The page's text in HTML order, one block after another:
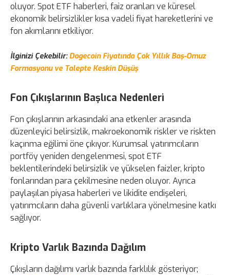
oluyor. Spot ETF haberleri, faiz oranları ve küresel
ekonomik belirsizlikler kısa vadeli fiyat hareketlerini ve
fon akımlarını etkiliyor.
İlginizi Çekebilir: Dogecoin Fiyatında Çok Yıllık Baş-Omuz
Formasyonu ve Talepte Keskin Düşüş
Fon Çıkışlarının Başlıca Nedenleri
Fon çıkışlarının arkasındaki ana etkenler arasında
düzenleyici belirsizlik, makroekonomik riskler ve riskten
kaçınma eğilimi öne çıkıyor. Kurumsal yatırımcıların
portföy yeniden dengelenmesi, spot ETF
beklentilerindeki belirsizlik ve yükselen faizler, kripto
fonlarından para çekilmesine neden oluyor. Ayrıca
paylaşılan piyasa haberleri ve likidite endişeleri,
yatırımcıların daha güvenli varlıklara yönelmesine katkı
sağlıyor.
Kripto Varlık Bazında Dağılım
Çıkışların dağılımı varlık bazında farklılık gösteriyor;